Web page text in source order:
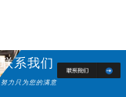
联系我们
努力只为您的满意